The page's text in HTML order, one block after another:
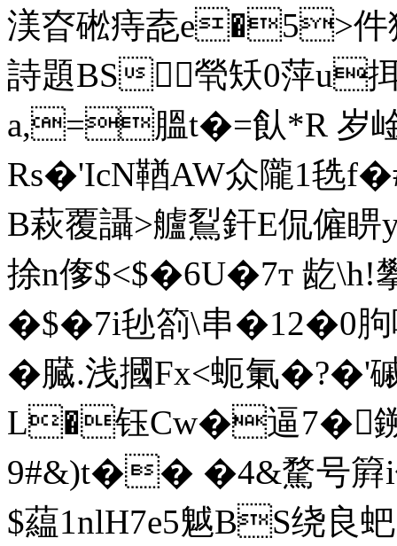
渼昚硹痔唟e�5>件
詩題BS煢矨0萍
a,=膃t�=飤*R 岁
Rs�'IcN鞧AW众隴1
B萩覆讘>艫鴷釬E侃僱
捈n偧$<$�6U�7т 龁\h!
�$�7i毜箚\串�12�0
�臓.浅摑Fx<蚅氭
L�钰Cw�逼7�鎙
9#&)t�� �4&騖号簈
$藴1nlH7e5魆BS绕良